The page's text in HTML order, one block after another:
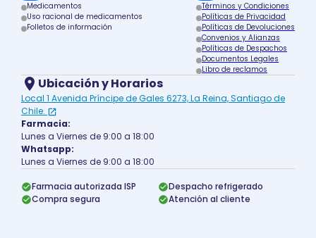
Medicamentos
Uso racional de medicamentos
Folletos de información
Términos y Condiciones
Políticas de Privacidad
Políticas de Devoluciones
Convenios y Alianzas
Políticas de Despachos
Documentos Legales
Libro de reclamos
Ubicación y Horarios
Local 1 Avenida Príncipe de Gales 6273, La Reina, Santiago de
Chile.
Farmacia:
Lunes a Viernes de 9:00 a 18:00
Whatsapp:
Lunes a Viernes de 9:00 a 18:00
Farmacia autorizada ISP
Despacho refrigerado
Compra segura
Atención al cliente